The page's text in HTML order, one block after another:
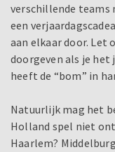
verschillende teams
een
aan elkaar door. Let
doorgeven als je het
heeft de “bom” in
Natuurlijk mag het
Holland spel niet
Haarlem?